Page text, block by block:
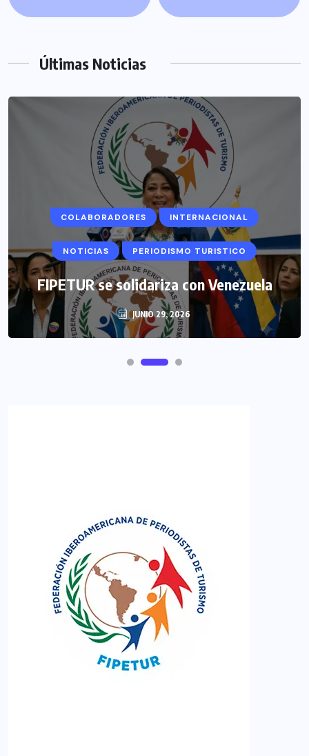
Últimas Noticias
COLABORADORES INTERNACIONAL
NOTICIAS PERIODISMO TURISTICO
FIPETUR se solidariza con Venezuela
JUNIO 29, 2026